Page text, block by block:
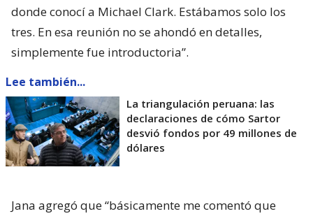
donde conocí a Michael Clark. Estábamos solo los
tres. En esa reunión no se ahondó en detalles,
simplemente fue introductoria”.
Lee también...
La triangulación peruana: las
declaraciones de cómo Sartor
desvió fondos por 49 millones de
dólares
Jana agregó que “básicamente me comentó que